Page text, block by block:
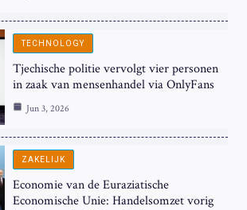
TECHNOLOGY
Tjechische politie vervolgt vier personen
in zaak van mensenhandel via OnlyFans
Jun 3, 2026
ZAKELIJK
Economie van de Euraziatische
Economische Unie: Handelsomzet vorig